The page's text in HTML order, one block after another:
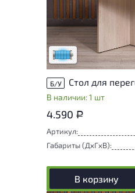
Состояние товара
могут присутствовать
следы эксплуатации
Низкая степень износа
Б/У
В наличии: 1 шт
4.590 Р
Артикул:
Габариты (ДxГxВ):
В корзину